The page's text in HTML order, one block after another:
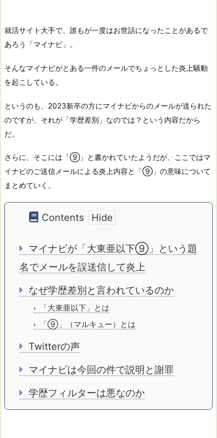
就活サイト大手で、誰もが一度はお世話になったことがあるで
あろう「マイナビ」。
そんなマイナビがとある一件のメールでちょっとした炎上騒動
を起こしている。
というのも、2023新卒の方にマイナビからのメールが送られた
のですが、それが「学歴差別」なのでは？という内容だから
だ。
さらに、そこには「⑨」と書かれていたようだが、ここではマ
イナビのご送信メールによる炎上内容と「⑨」の意味について
まとめていく。
Contents
マイナビが「大東亜以下⑨」という題
名でメールを誤送信して炎上
なぜ学歴差別と言われているのか
「大東亜以下」とは
「⑨」（マルキュー）とは
Twitterの声
マイナビは今回の件で説明と謝罪
学歴フィルターは悪なのか